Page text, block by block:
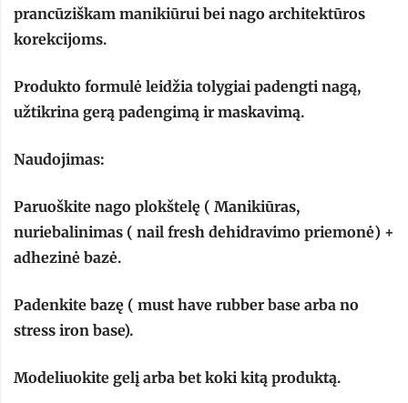
prancūziškam manikiūrui bei nago architektūros
korekcijoms.
Produkto formulė leidžia tolygiai padengti nagą,
užtikrina gerą padengimą ir maskavimą.
Naudojimas:
Paruoškite nago plokštelę ( Manikiūras,
nuriebalinimas ( nail fresh dehidravimo priemonė) +
adhezinė bazė.
Padenkite bazę ( must have rubber base arba no
stress iron base).
Modeliuokite gelį arba bet koki kitą produktą.